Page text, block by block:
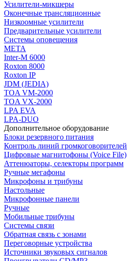
Усилители-микшеры
Оконечные трансляционные
Низкоомные усилители
Предварительные усилители
Системы оповещения
МЕТА
Inter-M 6000
Roxton 8000
Roxton IP
JDM (JEDIA)
TOA VM-2000
TOA VX-2000
LPA EVA
LPA-DUO
Дополнительное оборудование
Блоки резервного питания
Контроль линий громкоговорителей
Цифровые магнитофоны (Voice File)
Аттенюаторы, селекторы программ
Ручные мегафоны
Микрофоны и трибуны
Настольные
Микрофонные панели
Ручные
Мобильные трибуны
Системы связи
Обратная связь с зонами
Переговорные устройства
Источники звуковых сигналов